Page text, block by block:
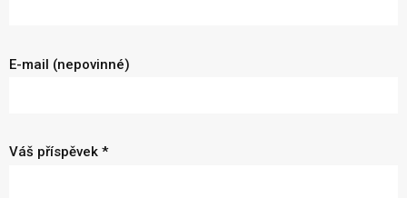
E-mail (nepovinné)
Váš příspěvek *